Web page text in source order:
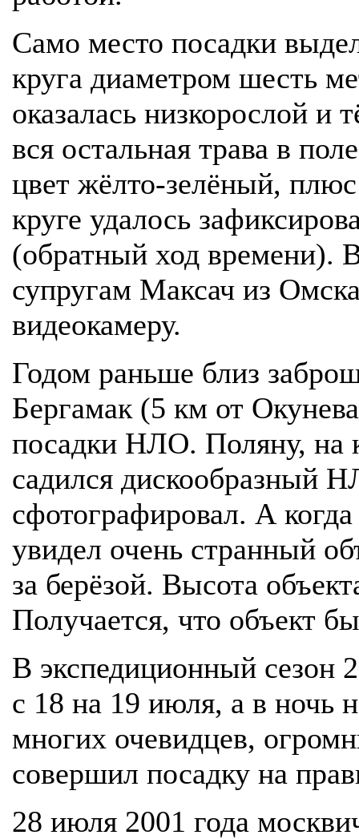
Само место посадки
круга диаметром шесть
оказалась низкорослой и
вся остальная трава в
цвет жёлто-зелёный,
круге удалось
(обратный ход времени).
супругам Максач из
видеокамеру.
Годом раньше близ
Бергамак (5 км от
посадки НЛО. Поляну, на
садился дискообразный
сфотографировал. А
увидел очень странный
за берёзой. Высота
Получается, что объект
В экспедиционный сезон
с 18 на 19 июля, а в ночь
многих очевидцев,
совершил посадку на
28 июля 2001 года